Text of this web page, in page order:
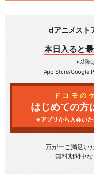
dアニメスト
本日入ると
※以降
App Store/Google
ドコモの
はじめての方
※アプリから入会い
万が一ご満足い
無料期間中な